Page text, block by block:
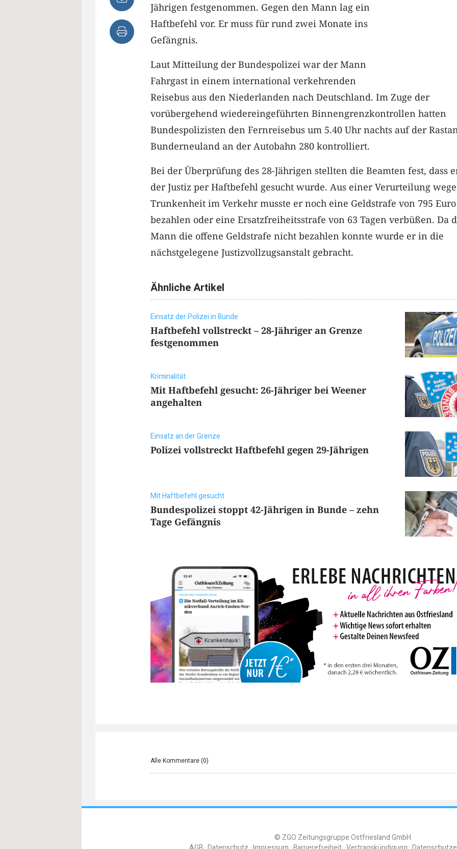
Jährigen festgenommen. Gegen den Mann lag ein
Haftbefehl vor. Er muss für rund zwei Monate ins
Gefängnis.
Laut Mitteilung der Bundespolizei war der Mann
Fahrgast in einem international verkehrenden
Reisebus aus den Niederlanden nach Deutschland. Im Zuge der
vorübergehend wiedereingeführten Binnengrenzkontrollen hatten
Bundespolizisten den Fernreisebus um 5.40 Uhr nachts auf der
Bunderneuland an der Autobahn 280 kontrolliert.
Bei der Überprüfung des 28-Jährigen stellten die Beamten fest, dass
der Justiz per Haftbefehl gesucht wurde. Aus einer Verurteilung
Trunkenheit im Verkehr musste er noch eine Geldstrafe von 795 Euro
bezahlen oder eine Ersatzfreiheitsstrafe von 63 Tagen verbüßen. Da
Mann die offene Geldstrafe nicht bezahlen konnte wurde er in die
nächstgelegene Justizvollzugsanstalt gebracht.
Ähnliche Artikel
Einsatz der Polizei in Bunde
Haftbefehl vollstreckt – 28-Jähriger an Grenze
festgenommen
Kriminalität
Mit Haftbefehl gesucht: 26-Jähriger bei Weener
angehalten
Einsatz an der Grenze
Polizei vollstreckt Haftbefehl gegen 29-Jährigen
Mit Haftbefehl gesucht
Bundespolizei stoppt 42-Jährigen in Bunde – zehn
Tage Gefängnis
Alle Kommentare (0)
© ZGO Zeitungsgruppe Ostfriesland GmbH